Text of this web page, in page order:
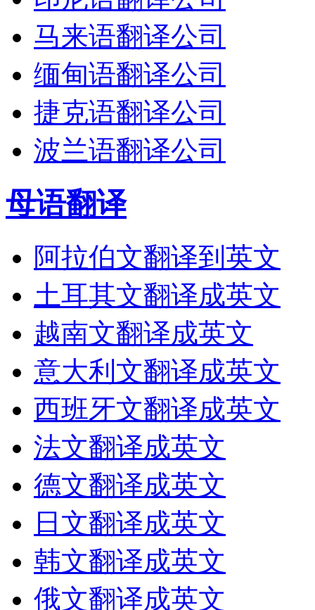
马来语翻译公司
缅甸语翻译公司
捷克语翻译公司
波兰语翻译公司
母语翻译
阿拉伯文翻译到英文
土耳其文翻译成英文
越南文翻译成英文
意大利文翻译成英文
西班牙文翻译成英文
法文翻译成英文
德文翻译成英文
日文翻译成英文
韩文翻译成英文
俄文翻译成英文